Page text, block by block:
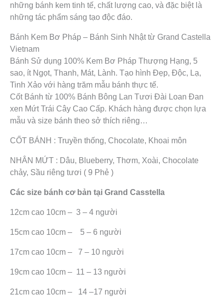
những bánh kem tinh tế, chất lượng cao, và đặc biệt là
những tác phẩm sáng tạo độc đáo.
Bánh Kem Bơ Pháp – Bánh Sinh Nhật từ Grand Castella
Vietnam
Bánh Sử dụng 100% Kem Bơ Pháp Thượng Hạng, 5
sao, ít Ngọt, Thanh, Mát, Lành. Tạo hình Đẹp, Độc, Lạ,
Tinh Xảo với hàng trăm mẫu bánh thực tế.
Cốt Bánh từ 100% Bánh Bông Lan Tươi Đài Loan Đan
xen Mứt Trái Cây Cao Cấp. Khách hàng được chọn lựa
mẫu và size bánh theo sở thích riêng…
CỐT BÁNH : Truyền thống, Chocolate, Khoai môn
NHÂN MỨT : Dâu, Blueberry, Thơm, Xoài, Chocolate
chảy, Sầu riêng tươi ( 9 Phẻ )
Các size bánh cơ bản tại Grand Casstella
12cm cao 10cm – 3 – 4 người
15cm cao 10cm – 5 – 6 người
17cm cao 10cm – 7 – 10 người
19cm cao 10cm – 11 – 13 người
21cm cao 10cm – 14 –17 người